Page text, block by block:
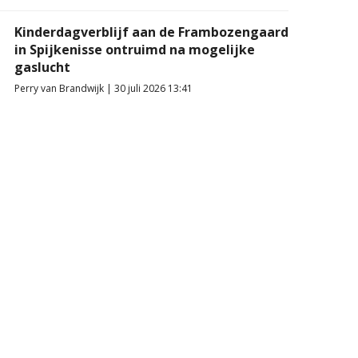
Kinderdagverblijf aan de Frambozengaard
in Spijkenisse ontruimd na mogelijke
gaslucht
Perry van Brandwijk | 30 juli 2026 13:41